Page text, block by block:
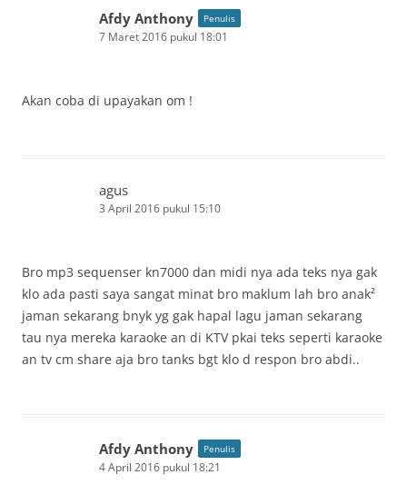
Afdy Anthony Penulis
7 Maret 2016 pukul 18:01
Akan coba di upayakan om !
agus
3 April 2016 pukul 15:10
Bro mp3 sequenser kn7000 dan midi nya ada teks nya gak
klo ada pasti saya sangat minat bro maklum lah bro anak²
jaman sekarang bnyk yg gak hapal lagu jaman sekarang
tau nya mereka karaoke an di KTV pkai teks seperti karaoke
an tv cm share aja bro tanks bgt klo d respon bro abdi..
Afdy Anthony Penulis
4 April 2016 pukul 18:21